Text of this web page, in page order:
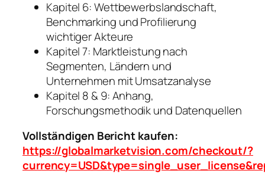
Kapitel 6: Wettbewerbslandschaft,
Benchmarking und Profilierung
wichtiger Akteure
Kapitel 7: Marktleistung nach
Segmenten, Ländern und
Unternehmen mit Umsatzanalyse
Kapitel 8 & 9: Anhang,
Forschungsmethodik und Datenquellen
Vollständigen Bericht kaufen:
https://globalmarketvision.com/checkout/?